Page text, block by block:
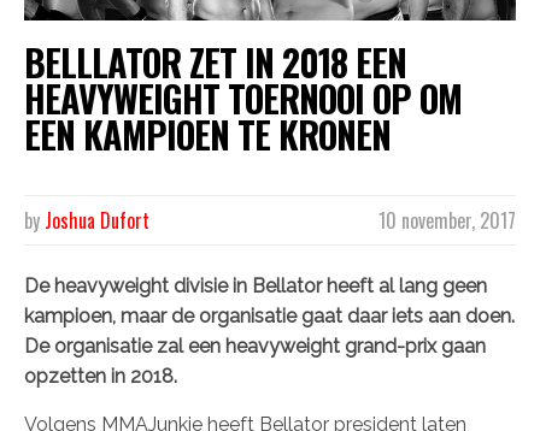
BELLLATOR ZET IN 2018 EEN
HEAVYWEIGHT TOERNOOI OP OM
EEN KAMPIOEN TE KRONEN
10 november, 2017
by Joshua Dufort
De heavyweight divisie in Bellator heeft al lang geen
kampioen, maar de organisatie gaat daar iets aan doen.
De organisatie zal een heavyweight grand-prix gaan
opzetten in 2018.
Volgens MMAJunkie heeft Bellator president laten